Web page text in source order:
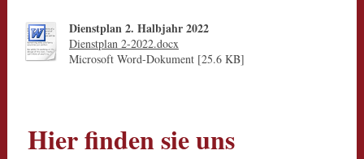
Dienstplan 2. Halbjahr 2022
Dienstplan 2-2022.docx
Microsoft Word-Dokument [25.6 KB]
Hier finden sie uns